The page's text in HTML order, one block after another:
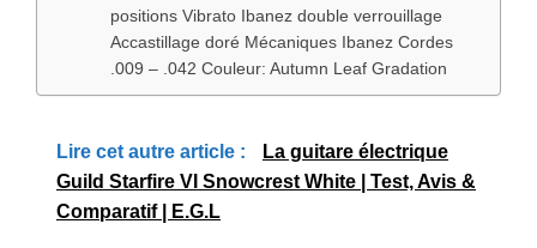
positions Vibrato Ibanez double verrouillage
Accastillage doré Mécaniques Ibanez Cordes
.009 – .042 Couleur: Autumn Leaf Gradation
Lire cet autre article :
La guitare électrique
Guild Starfire VI Snowcrest White | Test, Avis &
Comparatif | E.G.L